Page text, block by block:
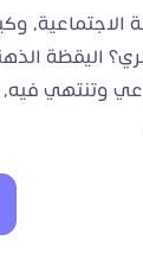
الاجتماعية،
اليقظة
وتنتهي